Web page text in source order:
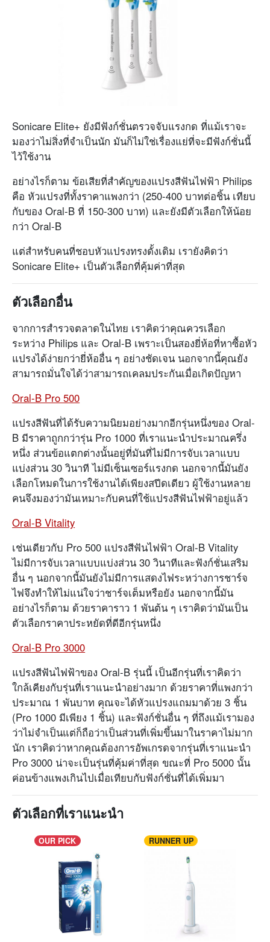
Sonicare Elite+ ยังมีฟังก์ชั่นตรวจจับแรงกด ที่แม้เราจะ
มองว่าไม่สิ่งที่จำเป็นนัก มันก็ไม่ใช่เรื่องแย่ที่จะมีฟังก์ชั่นนี้
ไว้ใช้งาน
อย่างไรก็ตาม ข้อเสียที่สำคัญของแปรงสีฟันไฟฟ้า Philips
คือ หัวแปรงที่ทั้งราคาแพงกว่า (250-400 บาทต่อชิ้น เทียบ
กับของ Oral-B ที่ 150-300 บาท) และยังมีตัวเลือกให้น้อย
กว่า Oral-B
แต่สำหรับคนที่ชอบหัวแปรงทรงดั้งเดิม เรายังคิดว่า
Sonicare Elite+ เป็นตัวเลือกที่คุ้มค่าที่สุด
ตัวเลือกอื่น
จากการสำรวจตลาดในไทย เราคิดว่าคุณควรเลือก
ระหว่าง Philips และ Oral-B เพราะเป็นสองยี่ห้อที่หาซื้อหัว
แปรงได้ง่ายกว่ายี่ห้ออื่น ๆ อย่างชัดเจน นอกจากนี้คุณยัง
สามารถมั่นใจได้ว่าสามารถเคลมประกันเมื่อเกิดปัญหา
Oral-B Pro 500
แปรงสีฟันที่ได้รับความนิยมอย่างมากอีกรุ่นหนึ่งของ Oral-
B มีราคาถูกกว่ารุ่น Pro 1000 ที่เราแนะนำประมาณครึ่ง
หนึ่ง ส่วนข้อแตกต่างนั้นอยู่ที่มันที่ไม่มีการจับเวลาแบบ
แบ่งส่วน 30 วินาที ไม่มีเซ็นเซอร์แรงกด นอกจากนี้มันยัง
เลือกโหมดในการใช้งานได้เพียงสปีดเดียว ผู้ใช้งานหลาย
คนจึงมองว่ามันเหมาะกับคนที่ใช้แปรงสีฟันไฟฟ้าอยู่แล้ว
Oral-B Vitality
เช่นเดียวกับ Pro 500 แปรงสีฟันไฟฟ้า Oral-B Vitality
ไม่มีการจับเวลาแบบแบ่งส่วน 30 วินาทีและฟังก์ชั่นเสริม
อื่น ๆ นอกจากนี้มันยังไม่มีการแสดงไฟระหว่างการชาร์จ
ไฟจึงทำให้ไม่แน่ใจว่าชาร์จเต็มหรือยัง นอกจากนี้มัน
อย่างไรก็ตาม ด้วยราคาราว 1 พันต้น ๆ เราคิดว่ามันเป็น
ตัวเลือกราคาประหยัดที่ดีอีกรุ่นหนึ่ง
Oral-B Pro 3000
แปรงสีฟันไฟฟ้าของ Oral-B รุ่นนี้ เป็นอีกรุ่นที่เราคิดว่า
ใกล้เคียงกับรุ่นที่เราแนะนำอย่างมาก ด้วยราคาที่แพงกว่า
ประมาณ 1 พันบาท คุณจะได้หัวแปรงแถมมาด้วย 3 ชิ้น
(Pro 1000 มีเพียง 1 ชิ้น) และฟังก์ชั่นอื่น ๆ ที่ถึงแม้เรามอง
ว่าไม่จำเป็นแต่ก็ถือว่าเป็นส่วนที่เพิ่มขึ้นมาในราคาไม่มาก
นัก เราคิดว่าหากคุณต้องการอัพเกรดจากรุ่นที่เราแนะนำ
Pro 3000 น่าจะเป็นรุ่นที่คุ้มค่าที่สุด ขณะที่ Pro 5000 นั้น
ค่อนข้างแพงเกินไปเมื่อเทียบกับฟังก์ชั่นที่ได้เพิ่มมา
ตัวเลือกที่เราแนะนำ
OUR PICK RUNNER UP